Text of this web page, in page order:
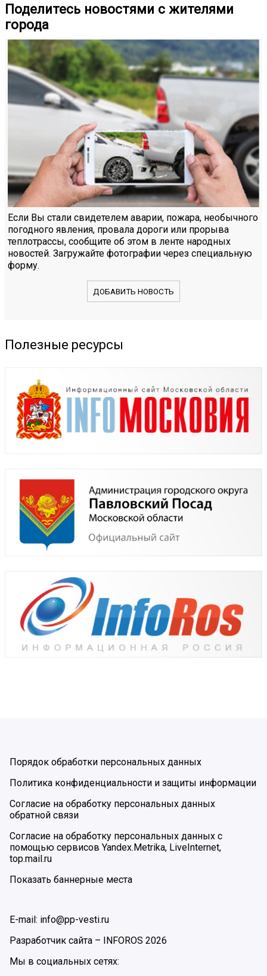
Поделитесь новостями с жителями
города
Если Вы стали свидетелем аварии, пожара, необычного
погодного явления, провала дороги или прорыва
теплотрассы, сообщите об этом в ленте народных
новостей. Загружайте фотографии через специальную
форму.
ДОБАВИТЬ НОВОСТЬ
Полезные ресурсы
Порядок обработки персональных данных
Политика конфиденциальности и защиты информации
Согласие на обработку персональных данных
обратной связи
Согласие на обработку персональных данных с
помощью сервисов Yandex.Metrika, LiveInternet,
top.mail.ru
Показать баннерные места
E-mail: info@pp-vesti.ru
Разработчик сайта –
INFOROS 2026
Мы в социальных сетях: